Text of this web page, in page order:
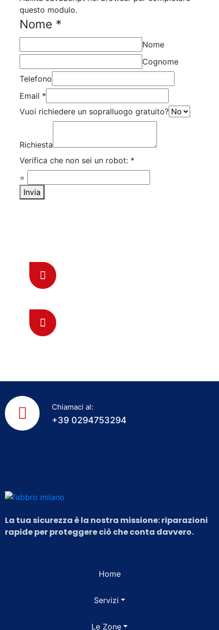
questo modulo.
Nome *
Nome
Cognome
Telefono
Email *
Vuoi richiedere un sopralluogo gratuito?
Richiesta
Verifica che non sei un robot: *
=
Invia
Chiamaci al:
+39 0294753294
La tua sicurezza è la nostra missione: riparazioni
rapide per proteggere ciò che conta davvero.
Home
Servizi
Le Zone